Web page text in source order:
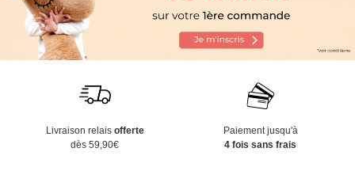
Livraison relais offerte
dès 59,90€
Paiement jusqu'à
4 fois sans frais